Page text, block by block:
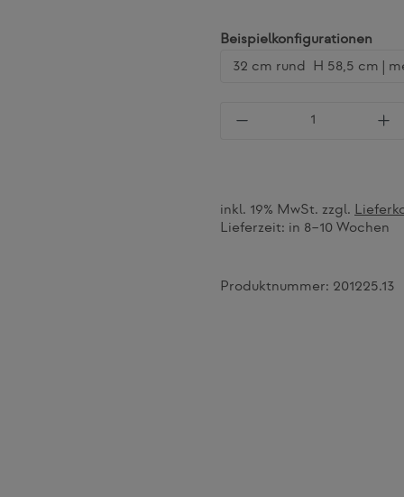
Beispielkonfigurationen
Produkt Anzahl:
inkl. 19% MwSt. zzgl.
Lieferzeit: in 8–10 Wochen
Produktnummer: 201225.13